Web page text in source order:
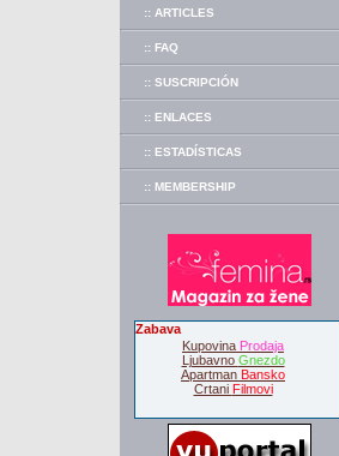
:: ARTICLES
:: FAQ
:: SUSCRIPCIÓN
:: ENLACES
:: ESTADÍSTICAS
:: MEMBERSHIP
Zabava
Kupovina Prodaja
Ljubavno Gnezdo
Apartman Bansko
Crtani Filmovi